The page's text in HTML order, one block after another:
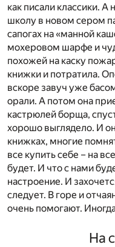
как писали классики.
школу в новом сером
сапогах на «манной
мохеровом шарфе и
похожей на каску
книжки и потратила.
вскоре завуч уже
орали. А потом она
кастрюлей борща,
хорошо выглядело. И
книжках, многие
все купить себе – на
будет. И что с нами
настроение. И
следует. В горе и
очень помогают.
На